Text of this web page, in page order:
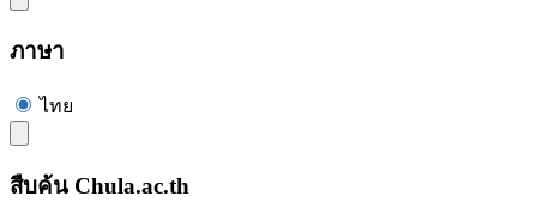
ภาษา
ไทย
สืบค้น Chula.ac.th